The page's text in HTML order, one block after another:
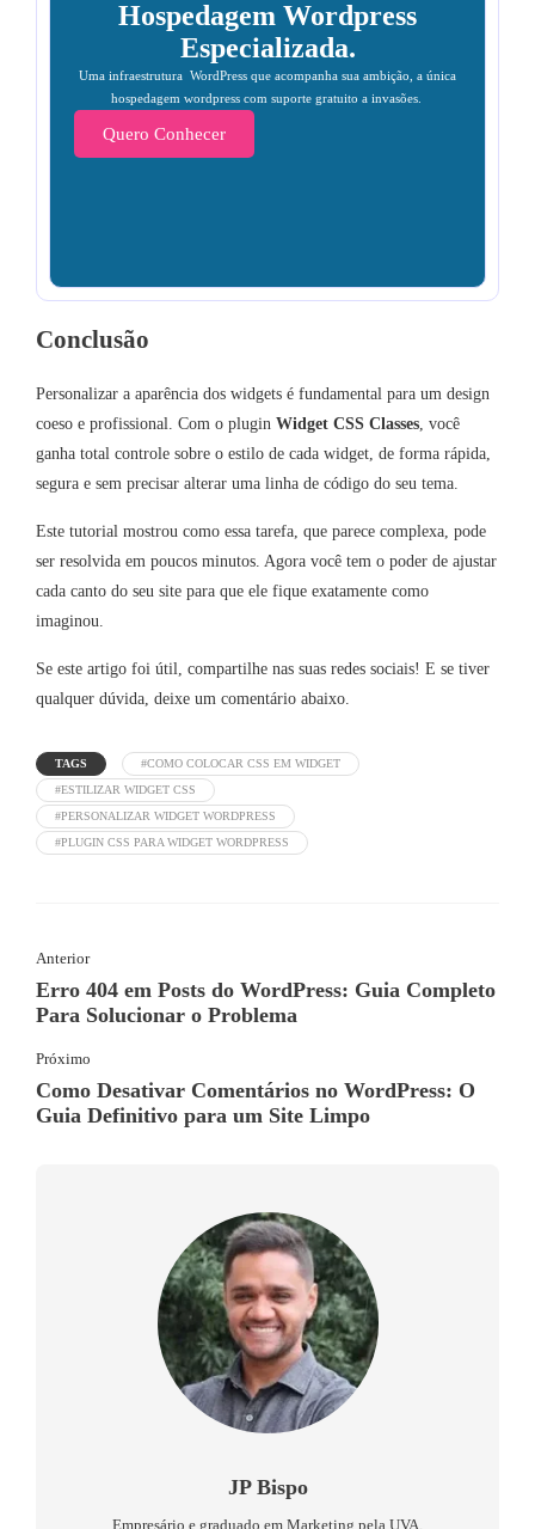
Hospedagem Wordpress
Especializada.
Uma infraestrutura WordPress que acompanha sua ambição, a única
hospedagem wordpress com suporte gratuito a invasões.
Quero Conhecer
Conclusão
Personalizar a aparência dos widgets é fundamental para um design
coeso e profissional. Com o plugin Widget CSS Classes, você
ganha total controle sobre o estilo de cada widget, de forma rápida,
segura e sem precisar alterar uma linha de código do seu tema.
Este tutorial mostrou como essa tarefa, que parece complexa, pode
ser resolvida em poucos minutos. Agora você tem o poder de ajustar
cada canto do seu site para que ele fique exatamente como
imaginou.
Se este artigo foi útil, compartilhe nas suas redes sociais! E se tiver
qualquer dúvida, deixe um comentário abaixo.
TAGS
#COMO COLOCAR CSS EM WIDGET
#ESTILIZAR WIDGET CSS
#PERSONALIZAR WIDGET WORDPRESS
#PLUGIN CSS PARA WIDGET WORDPRESS
Anterior
Erro 404 em Posts do WordPress: Guia Completo
Para Solucionar o Problema
Próximo
Como Desativar Comentários no WordPress: O
Guia Definitivo para um Site Limpo
JP Bispo
Empresário e graduado em Marketing pela UVA,